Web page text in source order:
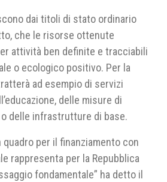
dai titoli di stato ordinario
che le risorse ottenute
attività ben definite e tracciabili
o ecologico positivo. Per la
ad esempio di servizi
delle misure di
delle infrastrutture di base.
quadro per il finanziamento con
rappresenta per la Repubblica
fondamentale” ha detto il